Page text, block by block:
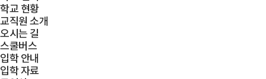
학교 현황
교직원 소개
오시는 길
스쿨버스
입학 안내
입학 자료